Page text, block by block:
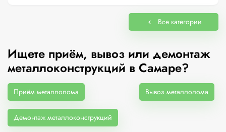
Все категории
Ищете приём, вывоз или демонтаж
металлоконструкций в Самаре?
Приём металлолома Вывоз металлолома
Демонтаж металлоконструкций